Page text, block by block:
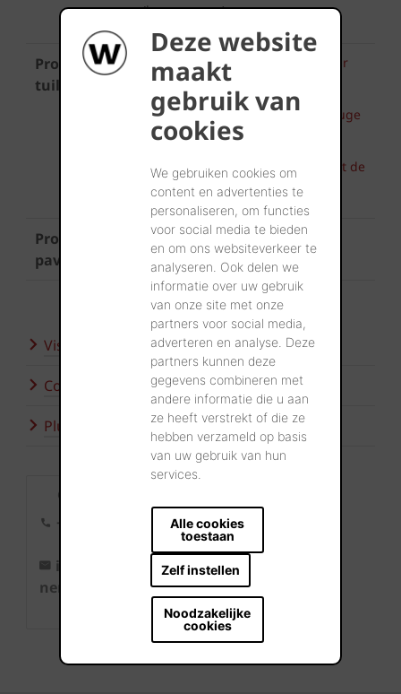
Deze website
maakt
gebruik van
cookies
We gebruiken cookies om
content en advertenties te
personaliseren, om functies
voor social media te bieden
en om ons websiteverkeer te
analyseren. Ook delen we
informatie over uw gebruik
van onze site met onze
partners voor social media,
adverteren en analyse. Deze
partners kunnen deze
gegevens combineren met
andere informatie die u aan
ze heeft verstrekt of die ze
hebben verzameld op basis
van uw gebruik van hun
services.
Alle cookies
toestaan
Zelf instellen
Noodzakelijke
cookies
(hors gamme)
Produit
tuiles
Koramic Aleonard Patrimoine Noir
de vigne
Koramic Aleonard Patrimoine Rouge
de Mars
Koramic Aleonard Patrimoine Vert de
lichen
Produit
pavés
Authentica retro Castello
Visitez nos showrooms
Contactez-nous
Plus d'inspiration
Contact
+32 56 24
info@wie
nerberger.b